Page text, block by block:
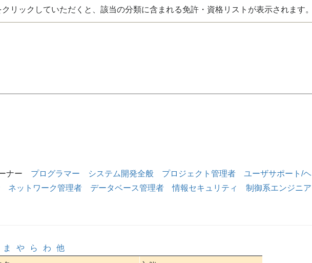
リックしていただくと、該当の分類に含まれる免許・資格リストが表示されます。
ナー プログラマー システム開発全般 プロジェクト管理者
ユーザサポート/ヘ
ネットワーク管理者 データベース管理者 情報セキュリティ
制御系エンジニア
ま や ら わ
他